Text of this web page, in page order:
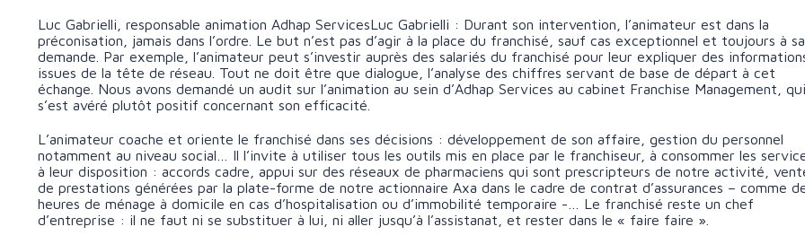
Luc Gabrielli, responsable animation Adhap ServicesLuc Gabrielli : Durant son intervention, l’animateur est dans la
préconisation, jamais dans l’ordre. Le but n’est pas d’agir à la place du franchisé, sauf cas exceptionnel et toujours à sa
demande. Par exemple, l’animateur peut s’investir auprès des salariés du franchisé pour leur expliquer des
issues de la tête de réseau. Tout ne doit être que dialogue, l’analyse des chiffres servant de base de départ à cet
échange. Nous avons demandé un audit sur l’animation au sein d’Adhap Services au cabinet Franchise Management, qui
s’est avéré plutôt positif concernant son efficacité.
L’animateur coache et oriente le franchisé dans ses décisions : développement de son affaire, gestion du personnel
notamment au niveau social… Il l’invite à utiliser tous les outils mis en place par le franchiseur, à consommer les
à leur disposition : accords cadre, appui sur des réseaux de pharmaciens qui sont prescripteurs de notre activité,
de prestations générées par la plate-forme de notre actionnaire Axa dans le cadre de contrat d’assurances – comme
heures de ménage à domicile en cas d’hospitalisation ou d’immobilité temporaire -… Le franchisé reste un chef
d’entreprise : il ne faut ni se substituer à lui, ni aller jusqu’à l’assistanat, et rester dans le « faire faire ».